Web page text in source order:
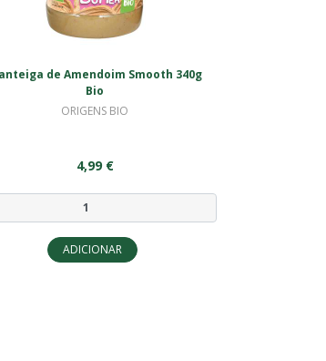
de Amendoim Smooth 340g
Bio
ORIGENS BIO
4,99 €
ADICIONAR